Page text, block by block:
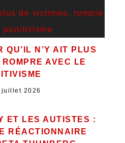
QU’IL N’Y AIT PLUS
AVEC LE
juillet 2026
ET LES AUTISTES :
RÉACTIONNAIRE